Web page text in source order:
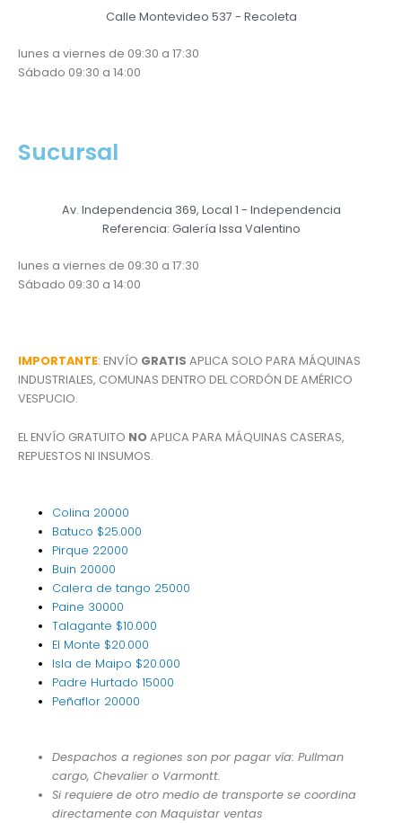
Calle Montevideo 537 - Recoleta
lunes a viernes de 09:30 a 17:30
Sábado 09:30 a 14:00
Sucursal
Av. Independencia 369, Local 1 - Independencia
Referencia: Galería Issa Valentino
lunes a viernes de 09:30 a 17:30
Sábado 09:30 a 14:00
IMPORTANTE: ENVÍO GRATIS APLICA SOLO PARA MÁQUINAS
INDUSTRIALES, COMUNAS DENTRO DEL CORDÓN DE AMÉRICO
VESPUCIO.
EL ENVÍO GRATUITO NOAPLICA PARA MÁQUINAS CASERAS,
REPUESTOS NI INSUMOS.
Colina 20000
Batuco $25.000
Pirque 22000
Buin 20000
Calera de tango 25000
Paine 30000
Talagante $10.000
El Monte $20.000
Isla de Maipo $20.000
Padre Hurtado15000
Peñaflor 20000
Despachos a regiones son por pagar vía: Pullman
cargo, Chevalier o Varmontt.
Si requiere de otro medio de transporte se coordina
directamente con Maquistar ventas